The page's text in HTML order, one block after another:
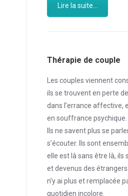
Lire la suite...
Thérapie de couple
Les couples viennent
ils se trouvent en perte
dans l’errance affective,
en souffrance psychique.
Ils ne savent plus se
s’écouter. Ils sont
elle est là sans être là, ils
et devenus des
n’y ai plus et remplacée
quotidien incolore.